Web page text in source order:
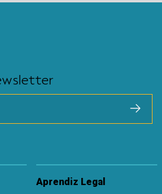
Aprendiz Legal